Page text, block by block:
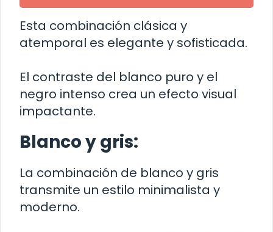
Esta combinación clásica y
atemporal es elegante y sofisticada.
El contraste del blanco puro y el
negro intenso crea un efecto visual
impactante.
Blanco y gris:
La combinación de blanco y gris
transmite un estilo minimalista y
moderno.